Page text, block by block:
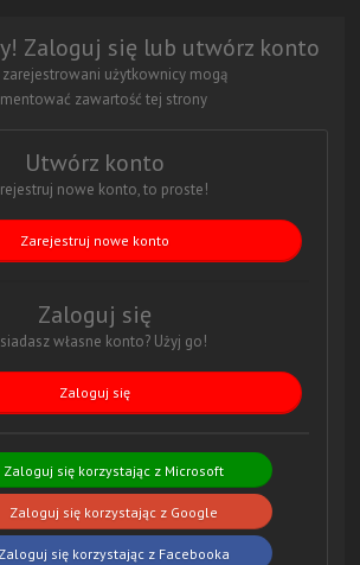
Zaloguj się lub utwórz konto
użytkownicy mogą
zawartość tej strony
Utwórz konto
nowe konto, to proste!
Zarejestruj nowe konto
Zaloguj się
własne konto? Użyj go!
Zaloguj się
Zaloguj się korzystając z Microsoft
Zaloguj się korzystając z Google
Zaloguj się korzystając z Facebooka